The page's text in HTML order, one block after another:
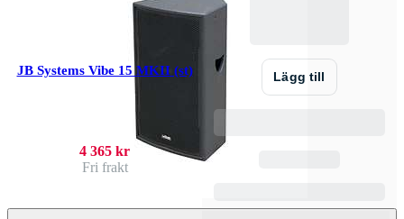
JB Systems Vibe 15 MKII (st)
4 365 kr
Fri frakt
Lägg till